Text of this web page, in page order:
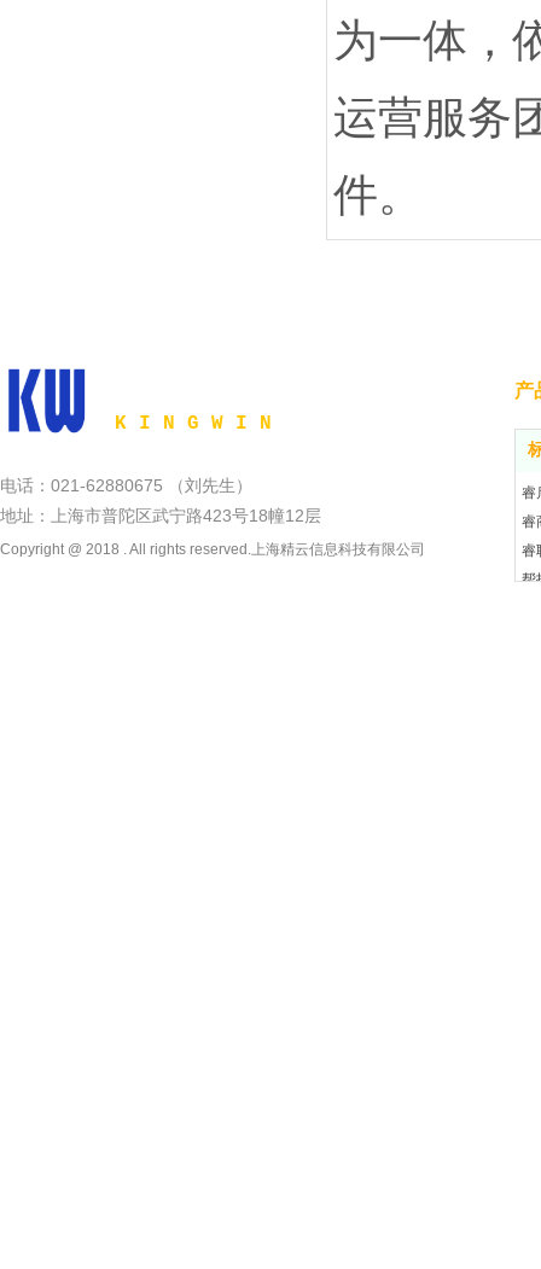
为一体，
运营服务
件。
睿
睿
睿
帮
电话：021-62880675 （刘先生）
地址：上海市普陀区武宁路423号18幢12层
Copyright @ 2018 . All rights reserved.上海精云信息科技有限公司
产
K I N G W I N